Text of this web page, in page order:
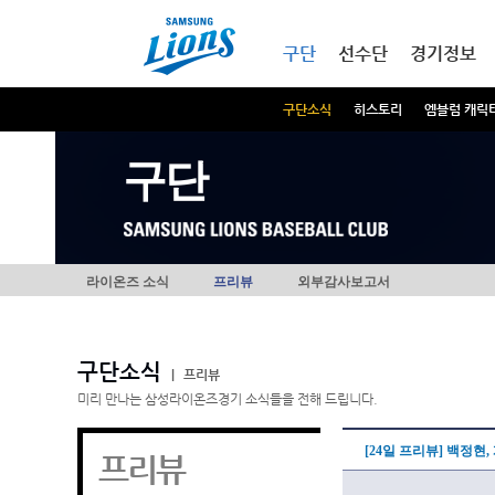
구단
구단소식 히스토리 엠블럼 캐릭
선수단 경기정보
구단
라이온즈 소식 프리뷰 외부감사보고서
구단소식
프리뷰
미리 만나는 삼성라이온즈경기 소식들을 전해 드립니다.
프리뷰 [24일 프리뷰] 백정현